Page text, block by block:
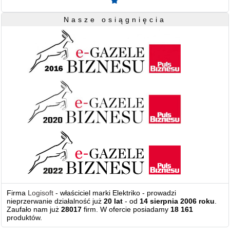
Nasze osiągnięcia
Firma Logisoft - właściciel marki Elektriko - prowadzi
nieprzerwanie działalność już20 lat - od14 sierpnia 2006 roku.
Zaufało nam już28017 firm. W ofercie posiadamy18 161
produktów.